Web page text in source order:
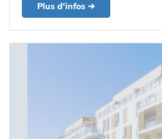
Plus d'infos ➔